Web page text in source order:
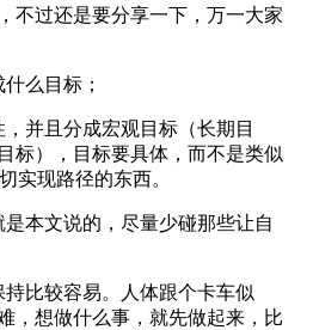
不过还是要分享一下，万一大家
么目标；
并且分成宏观目标（长期目
标），目标要具体，而不是类似
实现路径的东西。
本文说的，尽量少碰那些让自
比较容易。人体跟个卡车似
，想做什么事，就先做起来，比